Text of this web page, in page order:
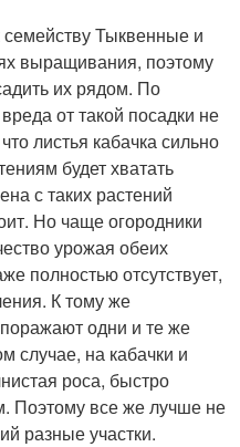
семейству Тыквенные и
выращивания, поэтому
их рядом. По
от такой посадки не
листья кабачка сильно
будет хватать
с таких растений
Но чаще огородники
урожая обеих
полностью отсутствует,
К тому же
одни и те же
случае, на кабачки и
роса, быстро
Поэтому все же лучше не
разные участки.